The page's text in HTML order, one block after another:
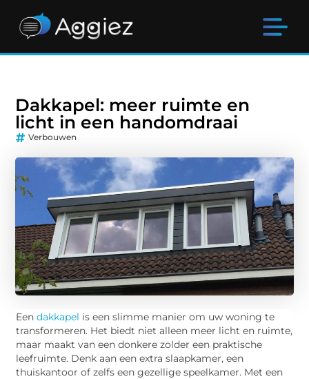
Dakkapel: meer ruimte en
licht in een handomdraai
Verbouwen
Eendakkapel is een slimme manier om uw woning te
transformeren. Het biedt niet alleen meer licht en ruimte,
maar maakt van een donkere zolder een praktische
leefruimte. Denk aan een extra slaapkamer, een
thuiskantoor of zelfs een gezellige speelkamer. Met een